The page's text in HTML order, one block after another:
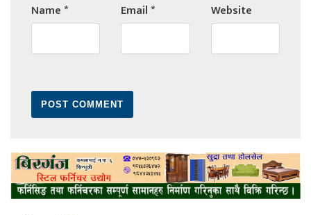
Name* Email* Website